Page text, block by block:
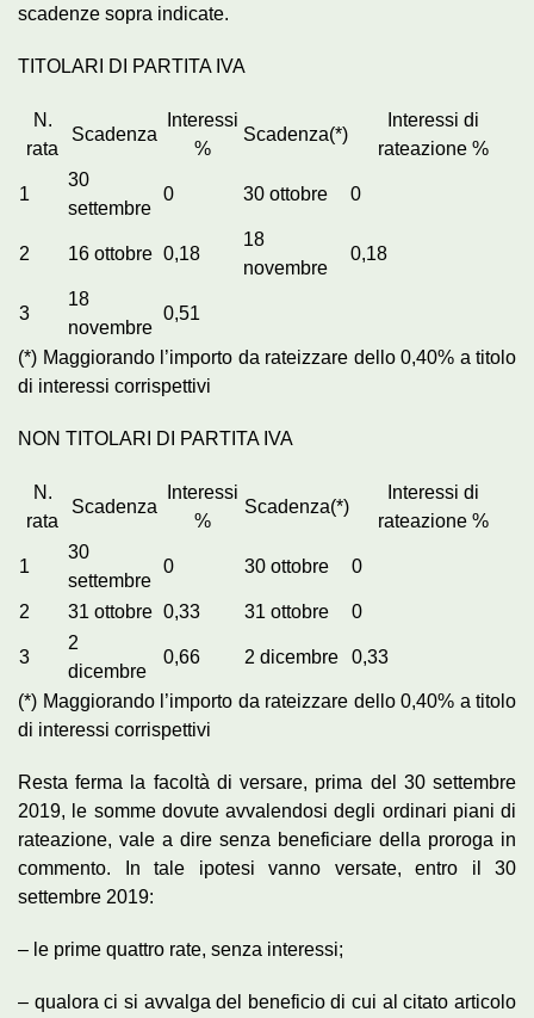
scadenze sopra indicate.
TITOLARI DI PARTITA IVA
N.
rata
Scadenza
Interessi
%
Scadenza(*)
Interessi di
rateazione %
1
30
settembre
0 30 ottobre 0
2 16 ottobre 0,18
18
novembre
0,18
3
18
novembre
0,51
(*) Maggiorando l’importo da rateizzare dello 0,40% a titolo
di interessi corrispettivi
NON TITOLARI DI PARTITA IVA
N.
rata
Scadenza
Interessi
%
Scadenza(*)
Interessi di
rateazione %
1
30
settembre
0 30 ottobre 0
2 31 ottobre 0,33 31 ottobre 0
3
2
dicembre
0,66 2 dicembre 0,33
(*) Maggiorando l’importo da rateizzare dello 0,40% a titolo
di interessi corrispettivi
Resta ferma la facoltà di versare, prima del 30 settembre
2019, le somme dovute avvalendosi degli ordinari piani di
rateazione, vale a dire senza beneficiare della proroga in
commento. In tale ipotesi vanno versate, entro il 30
settembre 2019:
– le prime quattro rate, senza interessi;
– qualora ci si avvalga del beneficio di cui al citato articolo